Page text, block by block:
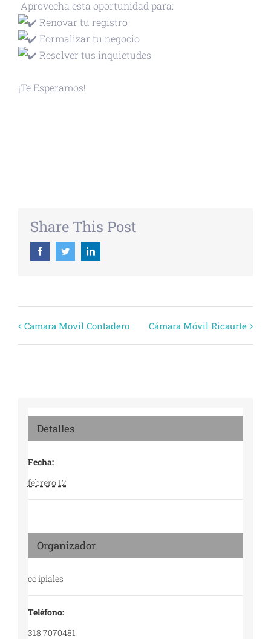
Aprovecha esta oportunidad para:
Renovar tu registro
Formalizar tu negocio
Resolver tus inquietudes
¡Te Esperamos!
Share This Post
FacebookTwitterLinkedin
Evento
Navegación
Camara Movil Contadero Cámara Móvil Ricaurte
Detalles
Fecha:
febrero 12
Organizador
cc ipiales
Teléfono:
318 7070481